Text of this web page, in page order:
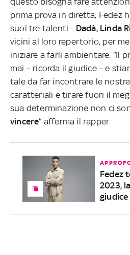
prima prova in diretta, Fedez
suoi tre talenti - Dadà, Linda
vicini al loro repertorio, per
iniziare a farli ambientare. “Il
mai – ricorda il giudice – e
tale da far incontrare le
caratteriali e tirare fuori il
sua determinazione non ci
vincere” afferma il rapper.
Fedez
2023,
giudice